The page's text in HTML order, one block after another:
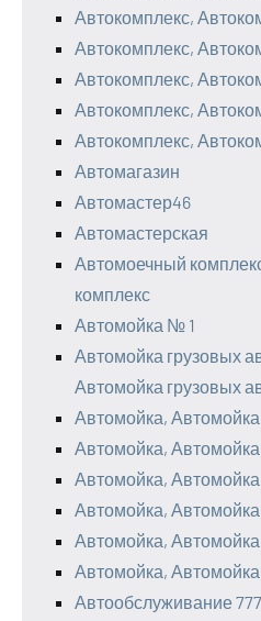
Автокомплекс,
Автокомплекс,
Автокомплекс,
Автокомплекс,
Автокомплекс,
Автомагазин
Автомастер46
Автомастерская
Автомоечный
комплекс
Автомойка № 1
Автомойка грузовых
Автомойка грузовых
Автомойка, Автомойка
Автомойка, Автомойка
Автомойка, Автомойка
Автомойка, Автомойка
Автомойка, Автомойка
Автомойка, Автомойка
Автообслуживание 777